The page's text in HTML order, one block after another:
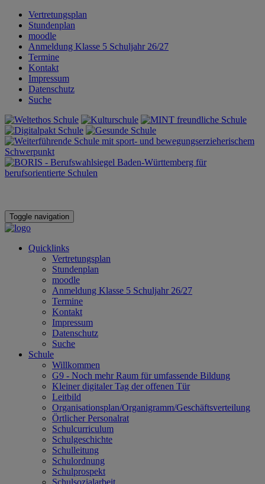
Vertretungsplan
Stundenplan
moodle
Anmeldung Klasse 5 Schuljahr 26/27
Termine
Kontakt
Impressum
Datenschutz
Suche
Toggle navigation
Quicklinks
Vertretungsplan
Stundenplan
moodle
Anmeldung Klasse 5 Schuljahr 26/27
Termine
Kontakt
Impressum
Datenschutz
Suche
Schule
Willkommen
G9 - Noch mehr Raum für umfassende Bildung
Kleiner digitaler Tag der offenen Tür
Leitbild
Organisationsplan/Organigramm/Geschäftsverteilung
Örtlicher Personalrat
Schulcurriculum
Schulgeschichte
Schulleitung
Schulordnung
Schulprospekt
Schulsozialarbeit